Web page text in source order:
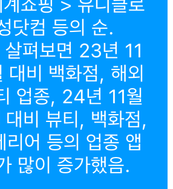
쇼핑 > 유니클로
닷컴 등의 순.
살펴보면 23년 11
대비 백화점, 해외
업종, 24년 11월
대비 뷰티, 백화점,
리어 등의 업종 앱
많이 증가했음.